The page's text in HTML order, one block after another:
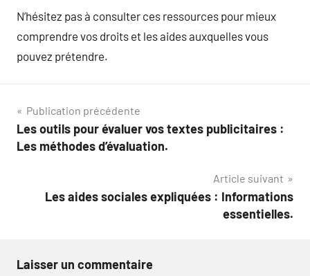
N’hésitez pas à consulter ces ressources pour mieux
comprendre vos droits et les aides auxquelles vous
pouvez prétendre.
Navigation
de
Publication précédente
Les outils pour évaluer vos textes publicitaires :
Les méthodes d’évaluation.
Article suivant
Les aides sociales expliquées : Informations
essentielles.
Laisser un commentaire